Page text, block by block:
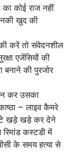
कोई राज नहीं
खुद की
की करें तो संवेदनशील
एजेंसियों की
बनाने की पुरजोर
कर उसका
– लाइव कैमरे
खड़े खड़े कर देने
कस्टडी में
के समय हत्या से